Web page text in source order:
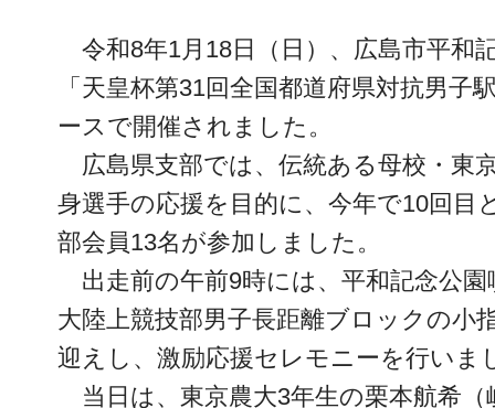
令和8年1月18日（日）、広島市平和
「天皇杯第31回全国都道府県対抗男子
ースで開催されました。
広島県支部では、伝統ある母校・東
身選手の応援を目的に、今年で10回目
部会員13名が参加しました。
出走前の午前9時には、平和記念公
大陸上競技部男子長距離ブロックの小
迎えし、激励応援セレモニーを行いま
当日は、東京農大3年生の栗本航希